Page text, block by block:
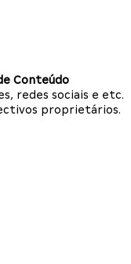
Conteúdo
redes sociais e etc.
proprietários.